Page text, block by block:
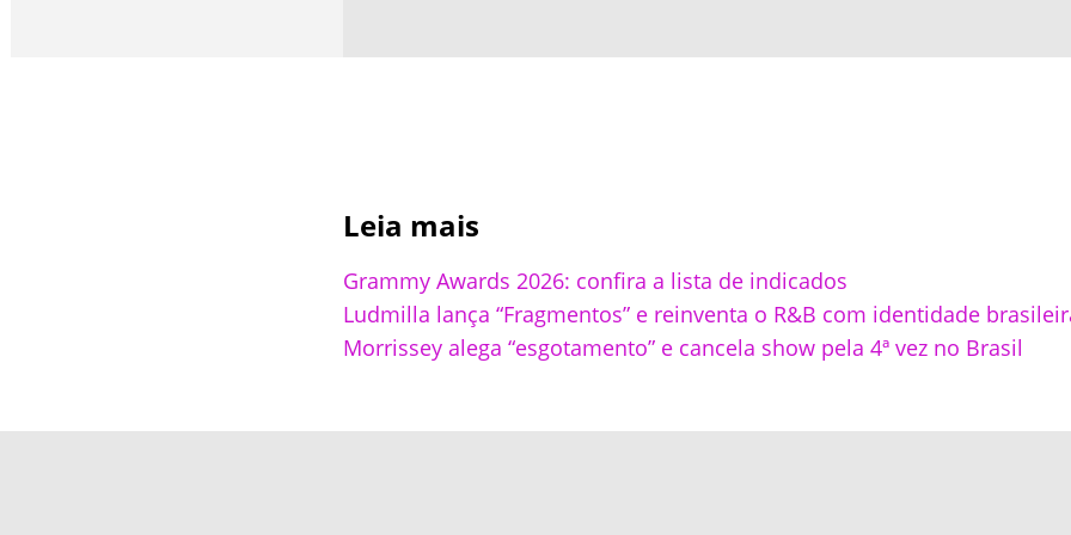
Leia mais
Grammy Awards 2026: confira a lista de indicados
Ludmilla lança “Fragmentos” e reinventa o R&B com identidade
Morrissey alega “esgotamento” e cancela show pela 4ª vez no Brasil